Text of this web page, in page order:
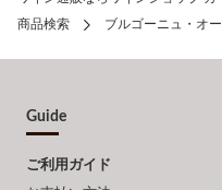
商品検索
ブルゴーニュ・オ
Guide
ご利用ガイド